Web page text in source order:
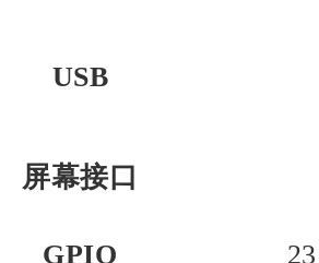
USB
屏幕接口
GPIO